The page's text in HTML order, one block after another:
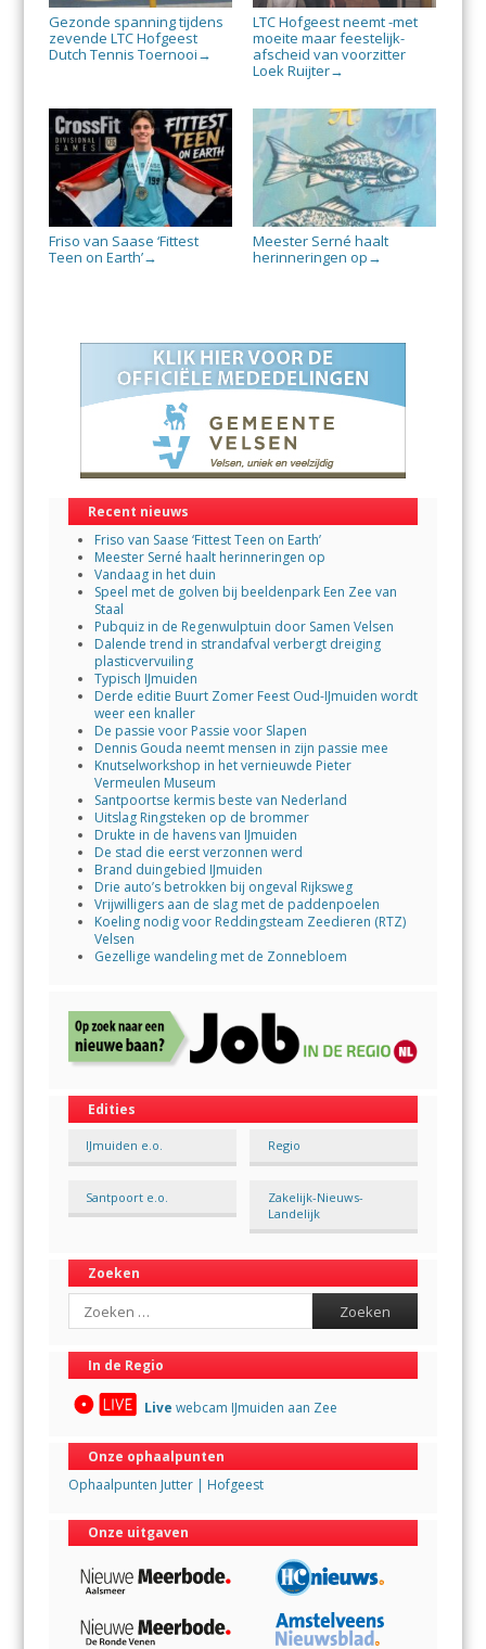
Gezonde spanning tijdens
zevende LTC Hofgeest
Dutch Tennis Toernooi →
LTC Hofgeest neemt -met
moeite maar feestelijk-
afscheid van voorzitter
Loek Ruijter→
Friso van Saase ‘Fittest
Teen on Earth’→
Meester Serné haalt
herinneringen op →
Recent nieuws
Friso van Saase ‘Fittest Teen on Earth’
Meester Serné haalt herinneringen op
Vandaag in het duin
Speel met de golven bij beeldenpark Een Zee van
Staal
Pubquiz in de Regenwulptuin door Samen Velsen
Dalende trend in strandafval verbergt dreiging
plasticvervuiling
Typisch IJmuiden
Derde editie Buurt Zomer Feest Oud-IJmuiden wordt
weer een knaller
De passie voor Passie voor Slapen
Dennis Gouda neemt mensen in zijn passie mee
Knutselworkshop in het vernieuwde Pieter
Vermeulen Museum
Santpoortse kermis beste van Nederland
Uitslag Ringsteken op de brommer
Drukte in de havens van IJmuiden
De stad die eerst verzonnen werd
Brand duingebied IJmuiden
Drie auto’s betrokken bij ongeval Rijksweg
Vrijwilligers aan de slag met de paddenpoelen
Koeling nodig voor Reddingsteam Zeedieren (RTZ)
Velsen
Gezellige wandeling met de Zonnebloem
Edities
IJmuiden e.o. Regio
Santpoort e.o.
Zakelijk-Nieuws-
Landelijk
Zoeken
Search
In de Regio
Live webcam IJmuiden aan Zee
Onze ophaalpunten
Ophaalpunten Jutter | Hofgeest
Onze uitgaven